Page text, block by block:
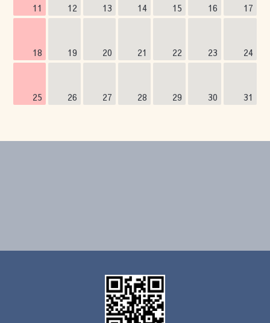
11 12 13 14 15 16 17
18 19 20 21 22 23 24
25 26 27 28 29 30 31